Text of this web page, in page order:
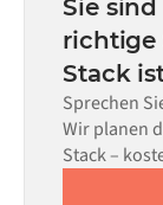
allein nicht
erforderlichen
Prüfprozess.
Systeme sind
Sie
richtige
Stack
Sprechen
Wir planen
Stack –